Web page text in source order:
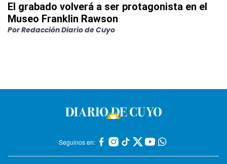
El grabado volverá a ser protagonista en el
Museo Franklin Rawson
PorRedacción Diario de Cuyo
Seguinos en: